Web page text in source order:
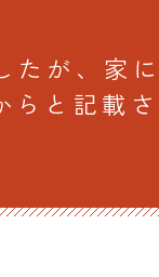
が、家
と記載さ